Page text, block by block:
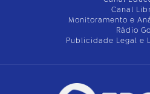
Canal
Monitoramento e
Rádio
Publicidade Legal e